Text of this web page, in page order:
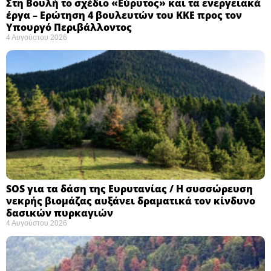
Στη Βουλή το σχέδιο «Εύρυτος» και τα ενεργειακά
έργα – Ερώτηση 4 βουλευτών του ΚΚΕ προς τον
Υπουργό Περιβάλλοντος
4 Αυγούστου 2026
SOS για τα δάση της Ευρυτανίας / Η συσσώρευση
νεκρής βιομάζας αυξάνει δραματικά τον κίνδυνο
δασικών πυρκαγιών
4 Αυγούστου 2026